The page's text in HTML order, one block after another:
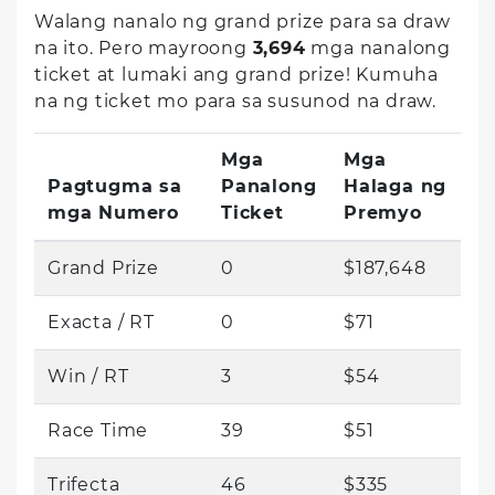
Walang nanalo ng grand prize para sa draw
na ito. Pero mayroong 3,694 mga nanalong
ticket at lumaki ang grand prize! Kumuha
na ng ticket mo para sa susunod na draw.
Pagtugma sa
mga Numero
Mga
Panalong
Ticket
Mga
Halaga ng
Premyo
Grand Prize 0 $187,648
Exacta / RT 0 $71
Win / RT 3 $54
Race Time 39 $51
Trifecta 46 $335